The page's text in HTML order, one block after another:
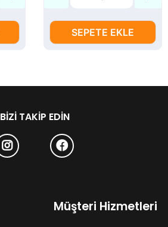
SEPETE EKLE
BIZI TAKIP EDIN
Müşteri Hizmetleri